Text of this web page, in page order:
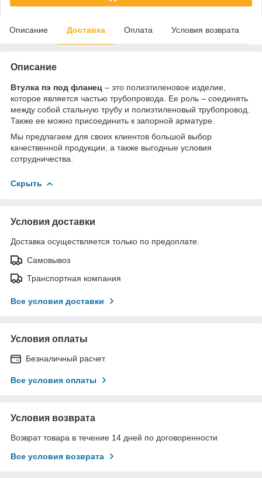
Описание Доставка Оплата Условия возврата
Описание
Втулка пэ под фланец – это полиэтиленовое изделие,
которое является частью трубопровода. Ее роль – соединять
между собой стальную трубу и полиэтиленовый трубопровод.
Также ее можно присоединить к запорной арматуре.
Мы предлагаем для своих клиентов большой выбор
качественной продукции, а также выгодные условия
сотрудничества.
Скрыть
Условия доставки
Доставка осуществляется только по предоплате.
Самовывоз
Транспортная компания
Все условия доставки
Условия оплаты
Безналичный расчет
Все условия оплаты
Условия возврата
Возврат товара в течение 14 дней по договоренности
Все условия возврата